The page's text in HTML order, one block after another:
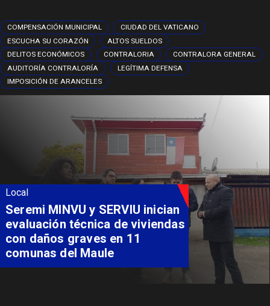
COMPENSACIÓN MUNICIPAL
CIUDAD DEL VATICANO
ESCUCHA SU CORAZÓN
ALTOS SUELDOS
DELITOS ECONÓMICOS
CONTRALORIA
CONTRALORA GENERAL
AUDITORÍA CONTRALORÍA
LEGÍTIMA DEFENSA
IMPOSICIÓN DE ARANCELES
Local
Fondo Orasmi entrega apoyo a
familia de Romeral para
costear alimentación
especializada de niño con
Síndrome de Intestino Corto